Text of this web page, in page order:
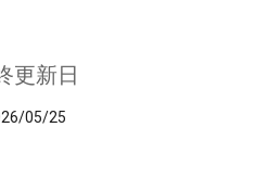
更新日
05/25